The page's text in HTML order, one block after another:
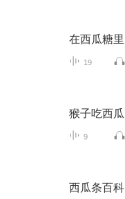
在西瓜糖里
19
猴子吃西瓜
9
西瓜条百科